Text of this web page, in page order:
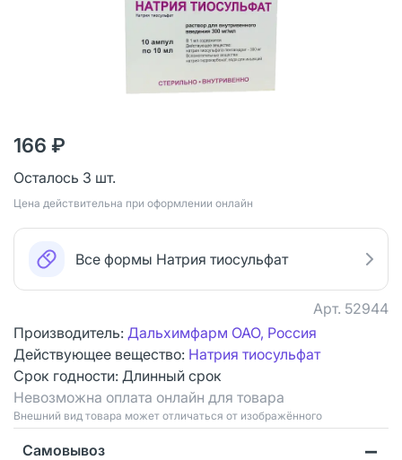
166 ₽
Осталось 3 шт.
Цена действительна при оформлении онлайн
Все формы Натрия тиосульфат
Арт. 52944
Производитель: Дальхимфарм ОАО, Россия
Действующее вещество: Натрия тиосульфат
Срок годности: Длинный срок
Невозможна оплата онлайн для товара
Bнешний вид товара может отличаться от изображённого
Самовывоз